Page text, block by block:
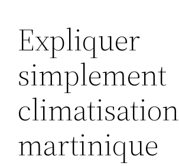
Expliquer
simplement
climatisation
martinique